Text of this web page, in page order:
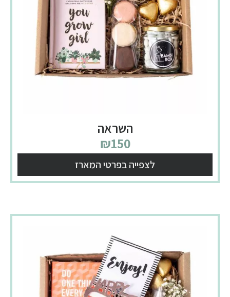
השראה
₪150
לצפייה בפרטי המארז